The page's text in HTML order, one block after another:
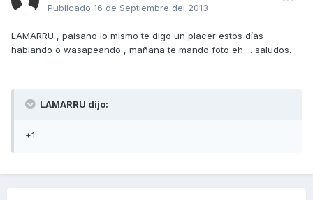
Publicado 16 de Septiembre del 2013
LAMARRU , paisano lo mismo te digo un placer estos días
hablando o wasapeando , mañana te mando foto eh ... saludos.
LAMARRU dijo:
+1